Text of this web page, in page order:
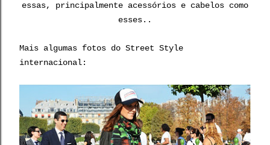
essas, principalmente acessórios e cabelos como
esses..
Mais algumas fotos do Street Style
internacional: